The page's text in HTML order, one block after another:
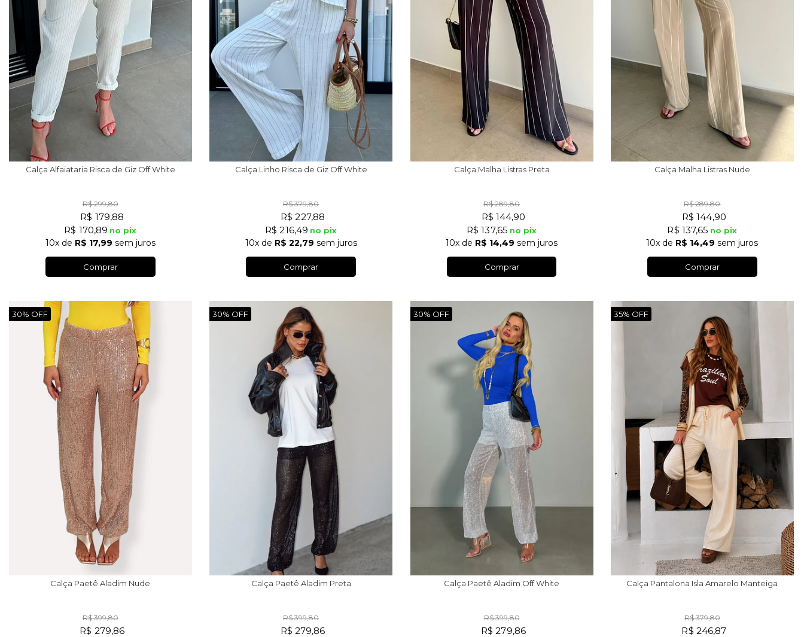
Calça Alfaiataria Risca de Giz Off White
R$ 299,80
R$ 179,88
R$ 170,89 no pix
10xde R$ 17,99 sem juros
Comprar
Calça Linho Risca de Giz Off White
R$ 379,80
R$ 227,88
R$ 216,49 no pix
10xde R$ 22,79 sem juros
Comprar
Calça Malha Listras Preta
R$ 289,80
R$ 144,90
R$ 137,65 no pix
10x de R$ 14,49 sem juros
Comprar
Calça Malha Listras Nude
R$ 289,80
R$ 144,90
R$ 137,65 no pix
10x de R$ 14,49 sem juros
Comprar
30%
Calça Paetê Aladim Nude
R$ 399,80
R$ 279,86
30%
Calça Paetê Aladim Preta
R$ 399,80
R$ 279,86
30%
Calça Paetê Aladim Off White
R$ 399,80
R$ 279,86
35%
Calça Pantalona Isla Amarelo Manteiga
R$ 379,80
R$ 246,87